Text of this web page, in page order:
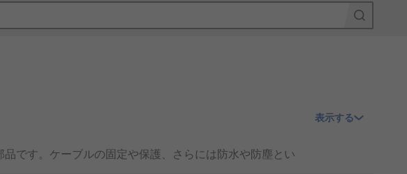
です。ケーブルの固定や保護、さらには防水や防塵とい
表示する